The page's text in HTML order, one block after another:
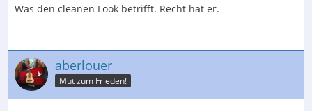
Was den cleanen Look betrifft. Recht hat er.
aberlouer
Mut zum Frieden!